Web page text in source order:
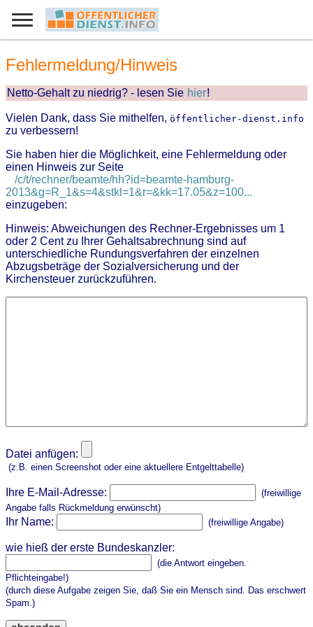
Fehlermeldung/Hinweis
Netto-Gehalt zu niedrig? - lesen Sie hier!
Vielen Dank, dass Sie mithelfen, öffentlicher-dienst.info
zu verbessern!
Sie haben hier die Möglichkeit, eine Fehlermeldung oder
einen Hinweis zur Seite
/c/t/rechner/beamte/hh?id=beamte-hamburg-
2013&g=R_1&s=4&stkl=1&r=&kk=17.05&z=100...
einzugeben:
Hinweis: Abweichungen des Rechner-Ergebnisses um 1
oder 2 Cent zu Ihrer Gehaltsabrechnung sind auf
unterschiedliche Rundungsverfahren der einzelnen
Abzugsbeträge der Sozialversicherung und der
Kirchensteuer zurückzuführen.
Datei anfügen:
(z.B. einen Screenshot oder eine aktuellere Entgelttabelle)
Ihre E-Mail-Adresse:
(freiwillige
Angabe falls Rückmeldung erwünscht)
Ihr Name: (freiwillige Angabe)
wie hieß der erste Bundeskanzler:
(die Antwort eingeben.
Pflichteingabe!)
(durch diese Aufgabe zeigen Sie, daß Sie ein Mensch sind. Das erschwert
Spam.)